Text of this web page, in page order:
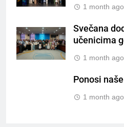
1 month ago
Svečana
učenicima
1 month ago
Ponosi
1 month ago